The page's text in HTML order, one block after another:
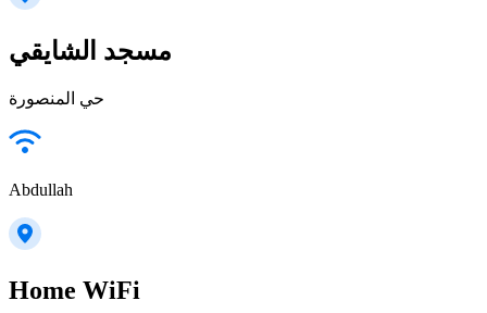
مسجد الشايقي
حي المنصورة
Abdullah
Home WiFi